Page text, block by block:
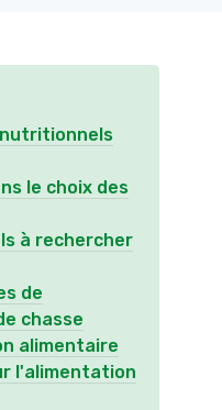
nutritionnels
le choix des
à rechercher
de
chasse
alimentaire
l'alimentation